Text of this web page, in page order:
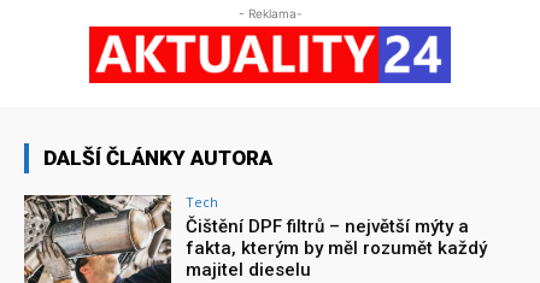
- Reklama-
DALŠÍ ČLÁNKY AUTORA
Tech
Čištění DPF filtrů – největší mýty a
fakta, kterým by měl rozumět každý
majitel dieselu